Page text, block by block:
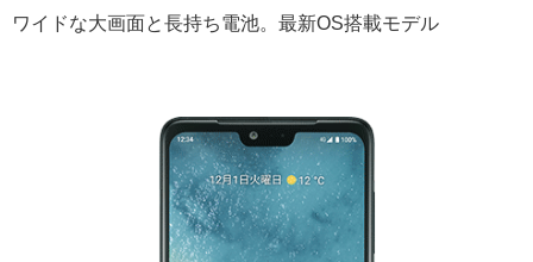
ワイドな大画面と長持ち電池。最新OS搭載モデル